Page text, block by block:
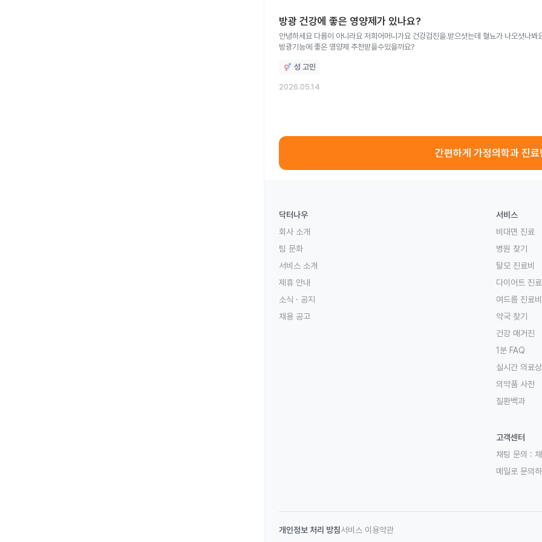
방광 건강에 좋은 영양제가 있나요?
안녕하세요 다름이 아니라요 저희어머니가요 건강검진을.받으셧는데 혈뇨가 나오셧나봐요. 일전에도 검사를 하셨엇는데 괜찮으셨엇거든요.
방광기능에 좋은 영양제 추천받을수있을까요?
성 고민
2026.05.14
간편하게 가정의학과 진료
닥터나우
회사 소개
팀 문화
서비스 소개
제휴 안내
소식 · 공지
채용 공고
서비스
비대면 진료
병원 찾기
탈모 진료비
다이어트 진
여드름 진료비
약국 찾기
건강 매거진
1분 FAQ
실시간 의료
의약품 사전
질환백과
고객센터
채팅 문의 :
메일로 문의
개인정보 처리 방침서비스 이용약관